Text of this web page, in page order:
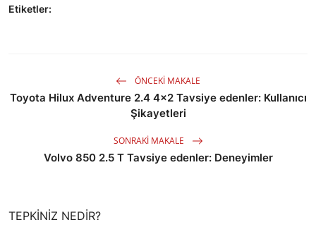
Etiketler:
ÖNCEKI MAKALE
Toyota Hilux Adventure 2.4 4x2 Tavsiye edenler: Kullanıcı
Şikayetleri
SONRAKI MAKALE
Volvo 850 2.5 T Tavsiye edenler: Deneyimler
TEPKINIZ NEDIR?